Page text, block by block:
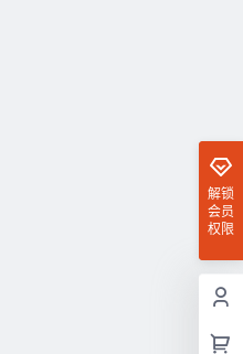
解锁
会员
权限